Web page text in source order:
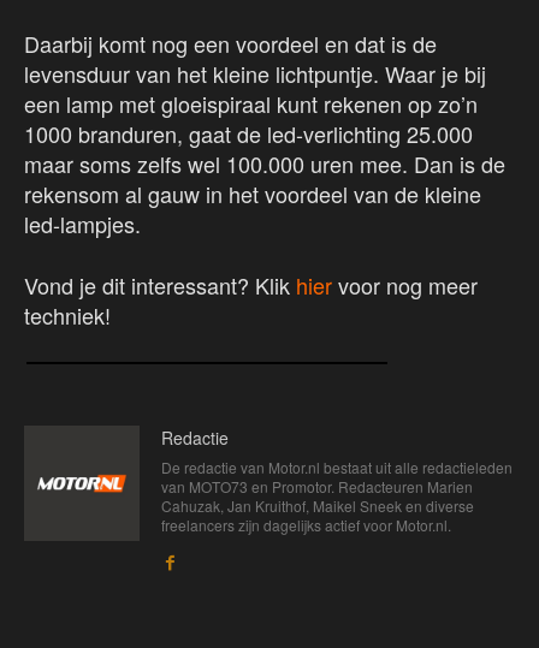
Daarbij komt nog een voordeel en dat is de
levensduur van het kleine lichtpuntje. Waar je bij
een lamp met gloeispiraal kunt rekenen op zo’n
1000 branduren, gaat de led-verlichting 25.000
maar soms zelfs wel 100.000 uren mee. Dan is de
rekensom al gauw in het voordeel van de kleine
led-lampjes.
Vond je dit interessant? Klik hiervoor nog meer
techniek!
Redactie
De redactie van Motor.nl bestaat uit alle redactieleden
van MOTO73 en Promotor. Redacteuren Marien
Cahuzak, Jan Kruithof, Maikel Sneek en diverse
freelancers zijn dagelijks actief voor Motor.nl.